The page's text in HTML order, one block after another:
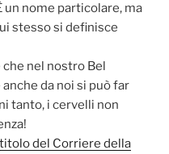
un nome particolare, ma
stesso si definisce
che nel nostro Bel
da noi si può far
tanto, i cervelli non
titolo del Corriere della